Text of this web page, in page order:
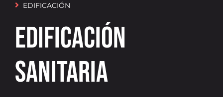
EDIFICACIÓN
EDIFICACIÓN
SANITARIA